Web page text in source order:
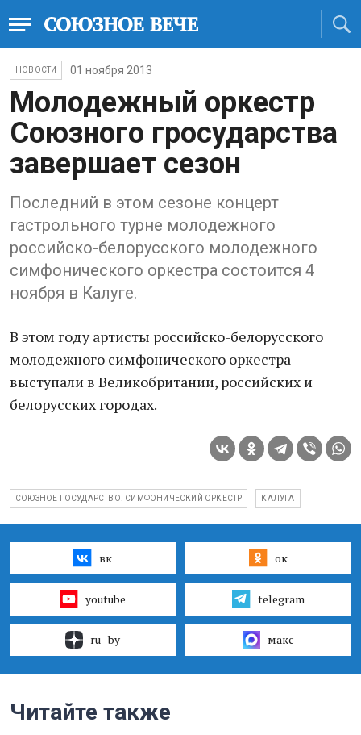
НОВОСТИ 01 ноября 2013
Молодежный оркестр
Союзного гросударства
завершает сезон
Последний в этом сезоне концерт
гастрольного турне молодежного
российско-белорусского молодежного
симфонического оркестра состоится 4
ноября в Калуге.
В этом году артисты российско-белорусского
молодежного симфонического оркестра
выступали в Великобритании, российских и
белорусских городах.
СОЮЗНОЕ ГОСУДАРСТВО. СИМФОНИЧЕСКИЙ ОРКЕСТР КАЛУГА
вк ок
youtube telegram
ru–by макс
Читайте также